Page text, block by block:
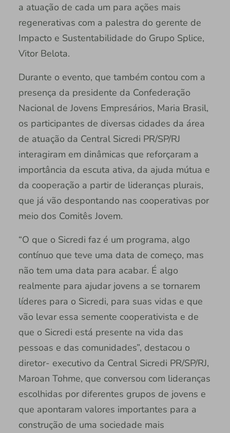
a atuação de cada um para ações mais
regenerativas com a palestra do gerente de
Impacto e Sustentabilidade do Grupo Splice,
Vitor Belota.
Durante o evento, que também contou com a
presença da presidente da Confederação
Nacional de Jovens Empresários, Maria Brasil,
os participantes de diversas cidades da área
de atuação da Central Sicredi PR/SP/RJ
interagiram em dinâmicas que reforçaram a
importância da escuta ativa, da ajuda mútua e
da cooperação a partir de lideranças plurais,
que já vão despontando nas cooperativas por
meio dos Comitês Jovem.
“O que o Sicredi faz é um programa, algo
contínuo que teve uma data de começo, mas
não tem uma data para acabar. É algo
realmente para ajudar jovens a se tornarem
líderes para o Sicredi, para suas vidas e que
vão levar essa semente cooperativista e de
que o Sicredi está presente na vida das
pessoas e das comunidades”, destacou o
diretor- executivo da Central Sicredi PR/SP/RJ,
Maroan Tohme, que conversou com lideranças
escolhidas por diferentes grupos de jovens e
que apontaram valores importantes para a
construção de uma sociedade mais